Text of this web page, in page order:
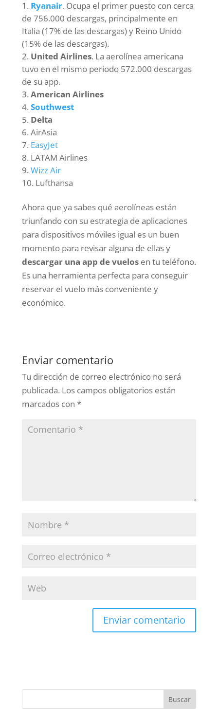
Ryanair. Ocupa el primer puesto con cerca
de 756.000 descargas, principalmente en
Italia (17% de las descargas) y Reino Unido
(15% de las descargas).
United Airlines. La aerolínea americana
tuvo en el mismo periodo 572.000 descargas
de su app.
American Airlines
Southwest
Delta
AirAsia
EasyJet
LATAM Airlines
Wizz Air
Lufthansa
Ahora que ya sabes qué aerolíneas están
triunfando con su estrategia de aplicaciones
para dispositivos móviles igual es un buen
momento para revisar alguna de ellas y
descargar una app de vuelosen tu teléfono.
Es una herramienta perfecta para conseguir
reservar el vuelo más conveniente y
económico.
Enviar comentario
Tu dirección de correo electrónico no será
publicada. Los campos obligatorios están
marcados con *